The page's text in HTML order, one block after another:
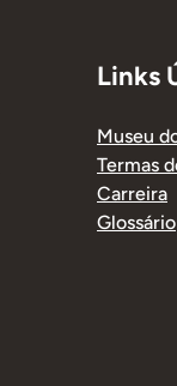
Links
Museu
Termas
Carreira
Glossário